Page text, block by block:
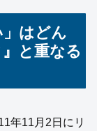
はどん
と重なる
年11月2日にリ